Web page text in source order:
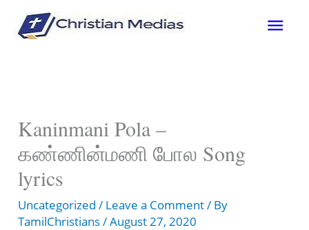
Kaninmani Pola –
கண்ணின்மணி போல Song
lyrics
Uncategorized / Leave a Comment/ By
TamilChristians/August 27, 2020